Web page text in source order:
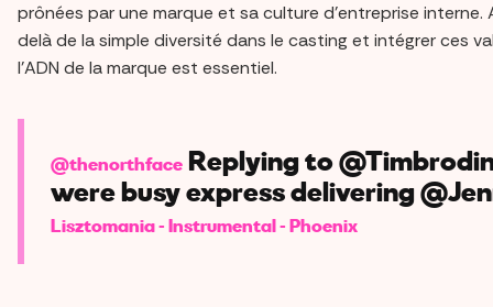
prônées par une marque et sa culture d'entreprise interne.
delà de la simple diversité dans le casting et intégrer ces
l'ADN de la marque est essentiel.
@thenorthface Replying to
were busy express delivering
Lisztomania - Instrumental - Phoenix